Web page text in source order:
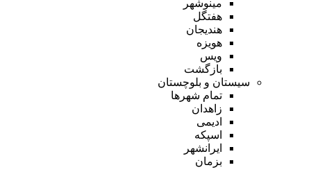
مینوشهر
هفتگل
هندیجان
هویزه
ویس
بازگشت
سیستان و بلوچستان
تمام شهر‌ها
زاهدان
ادیمی
اسپکه
ایرانشهر
بزمان